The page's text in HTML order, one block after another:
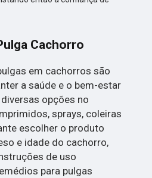
Cachorro
em cachorros são
a saúde e o bem-estar
opções no
sprays, coleiras
escolher o produto
e idade do cachorro,
de uso
para pulgas